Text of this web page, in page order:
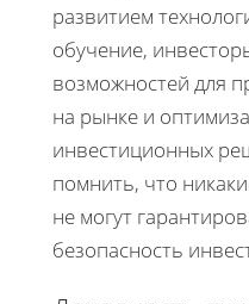
развитием
обучение,
возможностей для
на рынке и
инвестиционных
помнить, что
не могут
безопасность